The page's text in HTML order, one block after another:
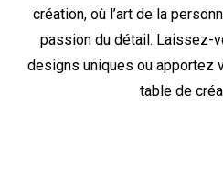
création, où l’art de la
passion du détail. Laissez-
designs uniques ou apportez
table de